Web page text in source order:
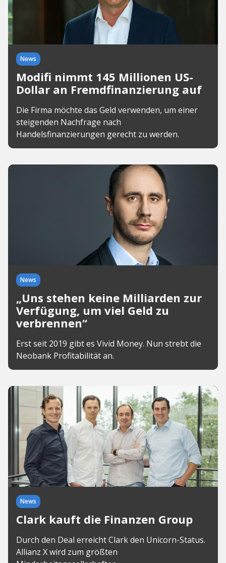
News
Modifi nimmt 145 Millionen US-
Dollar an Fremdfinanzierung auf
Die Firma möchte das Geld verwenden, um einer
steigenden Nachfrage nach
Handelsfinanzierungen gerecht zu werden.
News
„Uns stehen keine Milliarden zur
Verfügung, um viel Geld zu
verbrennen“
Erst seit 2019 gibt es Vivid Money. Nun strebt die
Neobank Profitabilität an.
News
Clark kauft die Finanzen Group
Durch den Deal erreicht Clark den Unicorn-Status.
Allianz X wird zum größten